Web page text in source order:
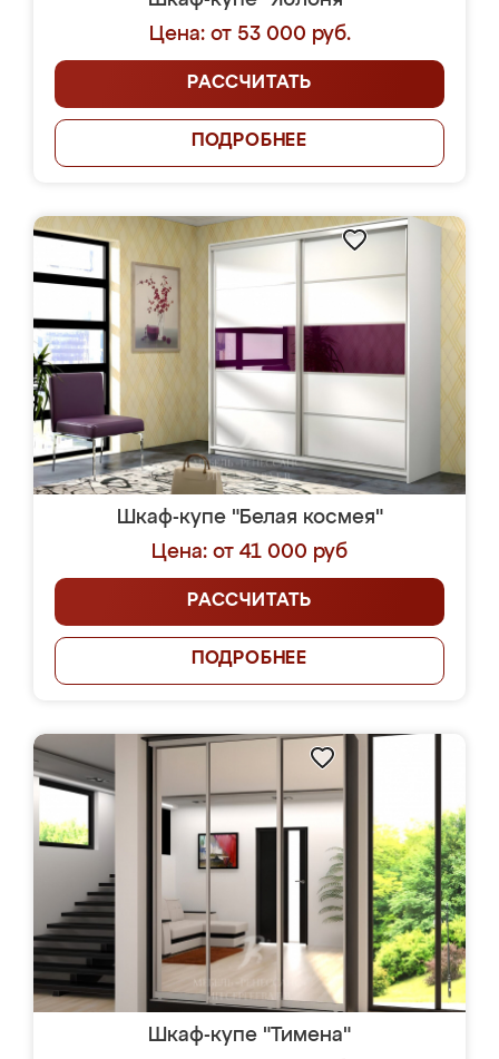
Цена: от 53 000 руб.
РАССЧИТАТЬ
ПОДРОБНЕЕ
Шкаф-купе "Белая космея"
Цена: от 41 000 руб
РАССЧИТАТЬ
ПОДРОБНЕЕ
Шкаф-купе "Тимена"